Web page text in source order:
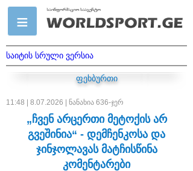
საიტის სრული ვერსია
ფეხბურთი
11:48 | 8.07.2026 | ნანახია 636-ჯერ
„ჩვენ არცერთი მეტოქის არ
გვეშინია“ - დემჩენკოსა და
ჯინჯოლავას მატჩისწინა
კომენტარები